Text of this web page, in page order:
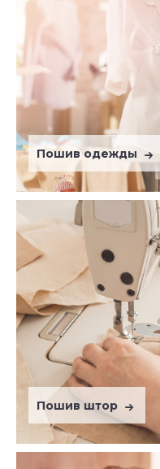
Пошив одежды
Пошив штор